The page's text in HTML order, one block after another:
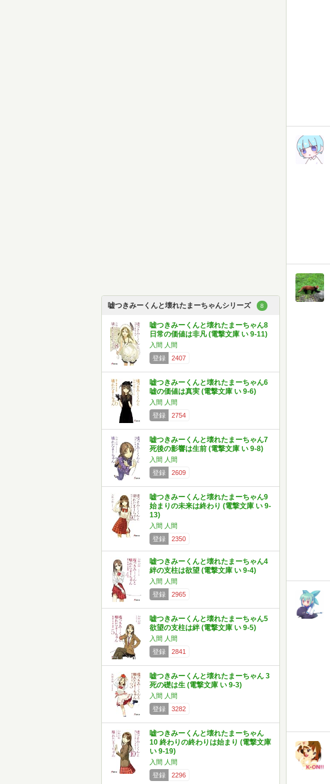
嘘つきみーくんと壊れたまーちゃんシリーズ 8
嘘つきみーくんと壊れたまーちゃん8
日常の価値は非凡 (電撃文庫 い 9-11)
入間 人間
登録
2407
嘘つきみーくんと壊れたまーちゃん6
嘘の価値は真実 (電撃文庫 い 9-6)
入間 人間
登録
2754
嘘つきみーくんと壊れたまーちゃん7
死後の影響は生前 (電撃文庫 い 9-8)
入間 人間
登録
2609
嘘つきみーくんと壊れたまーちゃん9
始まりの未来は終わり (電撃文庫 い 9-
13)
入間 人間
登録
2350
嘘つきみーくんと壊れたまーちゃん4
絆の支柱は欲望 (電撃文庫 い 9-4)
入間 人間
登録
2965
嘘つきみーくんと壊れたまーちゃん5
欲望の支柱は絆 (電撃文庫 い 9-5)
入間 人間
登録
2841
嘘つきみーくんと壊れたまーちゃん 3
死の礎は生 (電撃文庫 い 9-3)
入間 人間
登録
3282
嘘つきみーくんと壊れたまーちゃん
10 終わりの終わりは始まり (電撃文庫
い 9-19)
入間 人間
登録
2296